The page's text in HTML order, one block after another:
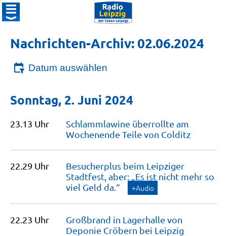
Nachrichten-Archiv: 02.06.2024
Datum auswählen
Sonntag, 2. Juni 2024
23.13 Uhr
Schlammlawine überrollte am
Wochenende Teile von Colditz
22.29 Uhr
Besucherplus beim Leipziger
Stadtfest, aber: „Es ist nicht mehr so
viel Geld da.“ +Audio
22.23 Uhr
Großbrand in Lagerhalle von
Deponie Cröbern bei Leipzig